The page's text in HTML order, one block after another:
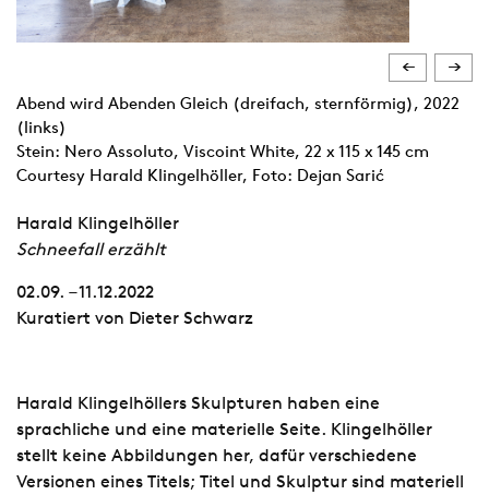
Abend wird Abenden Gleich (dreifach, sternförmig), 2022
(links)
Stein: Nero Assoluto, Viscoint White, 22 x 115 x 145 cm
Courtesy Harald Klingelhöller, Foto: Dejan Sarić
Harald Klingelhöller
Schneefall erzählt
02.09. – 11.12.2022
Kuratiert von Dieter Schwarz
Harald Klingelhöllers Skulpturen haben eine
sprachliche und eine materielle Seite. Klingelhöller
stellt keine Abbildungen her, dafür verschiedene
Versionen eines Titels; Titel und Skulptur sind materiell